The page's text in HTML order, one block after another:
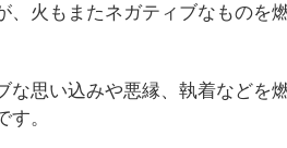
、火もまたネガティブなものを
思い込みや悪縁、執着などを
。